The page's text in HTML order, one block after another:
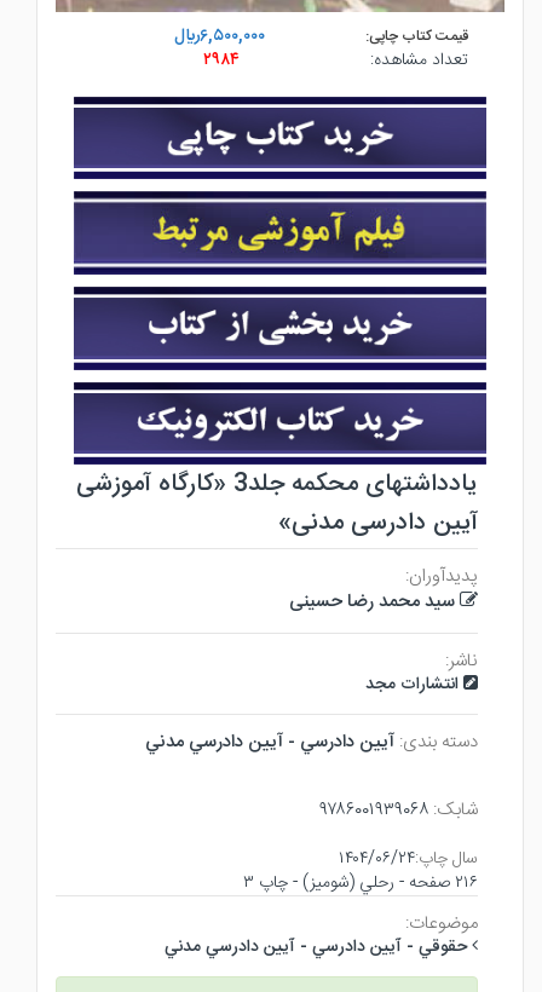
قیمت کتاب چاپی:
۶,۵۰۰,۰۰۰ريال
تعداد مشاهده:
۲۹۸۴
یادداشتهای محکمه جلد3 «کارگاه آموزشی
آیین دادرسی مدنی»
پدیدآوران:
سید محمد رضا حسینی
ناشر:
انتشارات مجد
دسته بندی: آيين دادرسي - آيين دادرسي مدني
شابک: ۹۷۸۶۰۰۱۹۳۹۰۶۸
سال چاپ:۱۴۰۴/۰۶/۲۴
۲۱۶ صفحه - رحلي (شوميز) - چاپ ۳
موضوعات:
حقوقي - آيين دادرسي - آيين دادرسي مدني